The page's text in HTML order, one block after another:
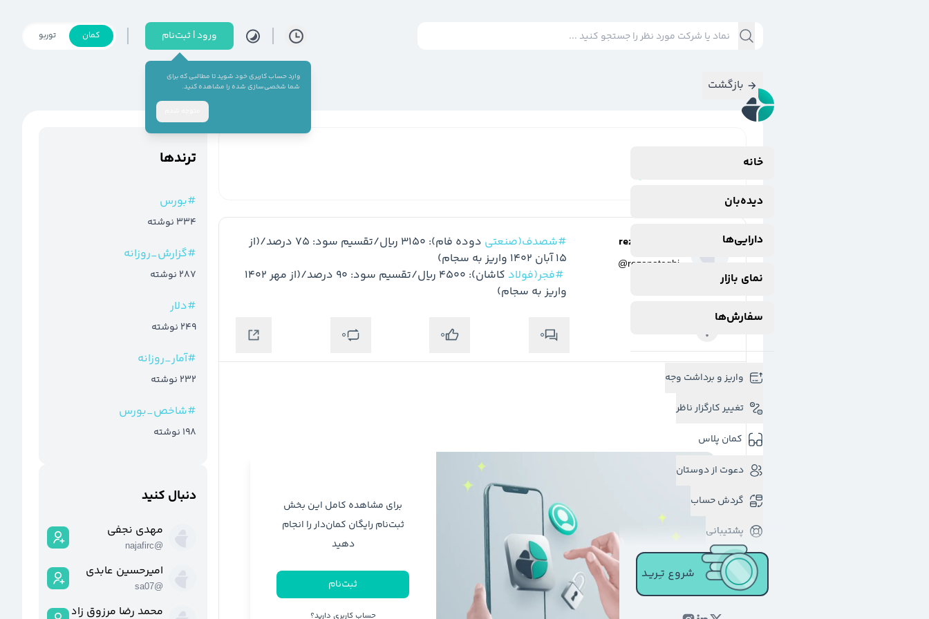
ورود | ثبت‌نام
وارد حساب کاربری خود شوید تا مطالبی که برای
شما شخصی‌سازی شده را مشاهده کنید.
کمان توربو
خانه
دیده‌بان
دارایی‌ها
نمای بازار
سفارش‌ها
واریز و برداشت وجه
تغییر کارگزار ناظر
کمان پلاس
دعوت از دوستان
گردش حساب
پشتیبانی
شروع تـِـریـد
بازگشت
reza nateghi
@rezanateghi
#شصدف(صنعتی
#فجر(فولاد
واریز به سجام)
0
0
0
برای مشاهده کامل این بخش
ثبت‌نام رایگان کمان‌دار را انجام
دهید
ثبت‌نام
حساب کاربری دارید؟
ترند‌ها
#بورس
334 نوشته
#گزارش_روزانه
287 نوشته
#دلار
249 نوشته
#آمار_روزانه
232 نوشته
#شاخص_بورس
198 نوشته
دنبال کنید
مهدی نجفی
@
najafirc
امیرحسین عابدی
@
sa07
محمد رضا مرزوق زاده